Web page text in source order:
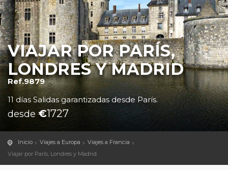
VIAJAR POR PARÍS,
LONDRES Y MADRID
Ref.9879
11 días Salidas garantizadas desde París.
desde €1727
Inicio Viajes a Europa
Viajes a Francia
Viajar por París, Londres y Madrid